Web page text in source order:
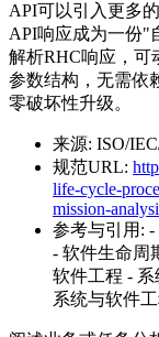
API可以引入更多
API响应成为一份"
解析RHC响应，可
参数结构，无需依
零破坏性升级。
来源: ISO/
规范URL:
life-cycle-
mission-
参考与引用: -
- 软件生命周
软件工程 - 系
系统与软件